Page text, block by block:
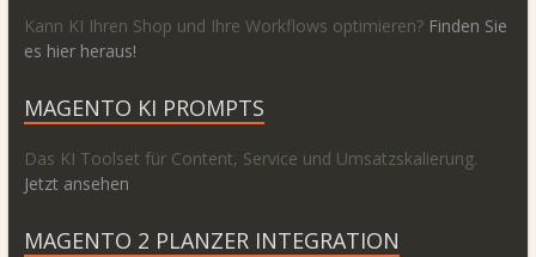
Kann KI Ihren Shop und Ihre Workflows optimieren? Finden Sie
es hier heraus!
MAGENTO KI PROMPTS
Das KI Toolset für Content, Service und Umsatzskalierung.
Jetzt ansehen
MAGENTO 2 PLANZER INTEGRATION